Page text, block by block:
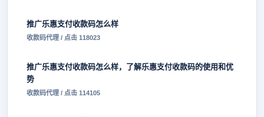
推广乐惠支付收款码怎么样
收款码代理 / 点击 118023
推广乐惠支付收款码怎么样，了解乐惠支付收款码的使用和优
势
收款码代理 / 点击 114105